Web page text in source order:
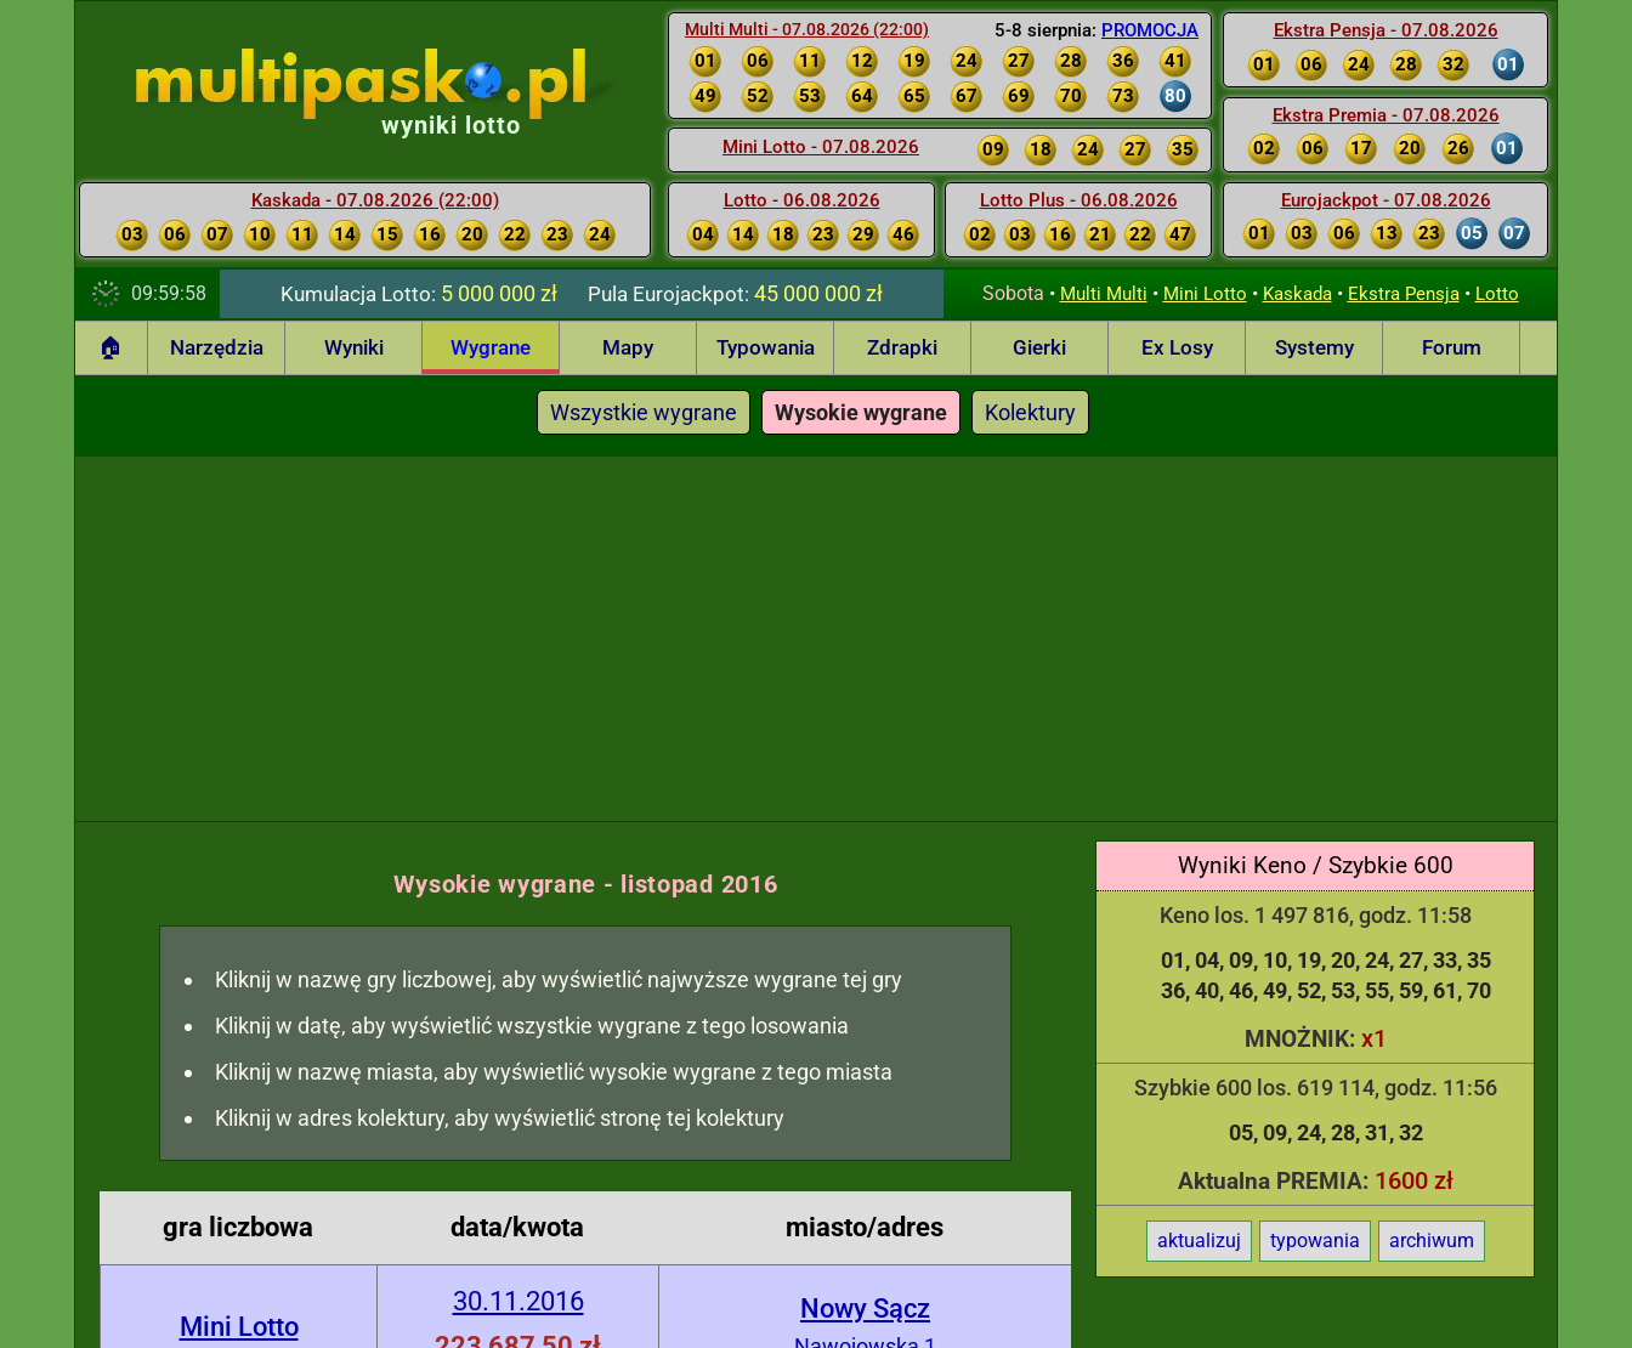
5-8 sierpnia: PROMOCJA
Multi Multi - 07.08.2026 (22:00)
01 06 11 12 19 24 27 28 36
41
49
52 53 64 65 67 69 70 73 80
Mini Lotto - 07.08.2026 09 18 24 27 35
Lotto - 06.08.2026
04
14 18 23 29 46
Lotto Plus - 06.08.2026
02
03 16 21 22 47
Ekstra Pensja - 07.08.2026
01
06 24 28 32 01
Ekstra Premia - 07.08.2026
02
06 17 20 26 01
Eurojackpot - 07.08.2026
01
03 06 13 23 05 07
wyniki lotto
Kaskada - 07.08.2026 (22:00)
03
06 07 10 11 14 15 16 20 22 23 24
09:59:59 Kumulacja Lotto: 5 000 000 zł PulaEurojackpot: 45 000 000 zł Sobota • Multi Multi • Mini Lotto • Kaskada• Ekstra Pensja• Lotto
🏠 Narzędzia Wyniki Wygrane Mapy Typowania Zdrapki Gierki Ex Losy Systemy Forum
Wszystkie wygrane Wysokie wygrane Kolektury
Wyniki Keno / Szybkie 600
Keno los. 1 497 816, godz. 11:58
01 04 09 10 19 20 24 27 33 35
36 40 46 49 52 53 55 59 61 70
MNOŻNIK: x1
Szybkie 600 los. 619 114, godz. 11:56
05 09 24 28 31 32
Aktualna PREMIA: 1600 zł
aktualizuj typowania archiwum
Wysokie wygrane - listopad 2016
Kliknij w nazwę gry liczbowej, aby wyświetlić najwyższe wygrane tej gry
Kliknij w datę, aby wyświetlić wszystkie wygrane z tego losowania
Kliknij w nazwę miasta, aby wyświetlić wysokie wygrane z tego miasta
Kliknij w adres kolektury, aby wyświetlić stronę tej kolektury
gra liczbowa data/kwota miasto/adres
Mini Lotto
30.11.2016
Nowy Sącz